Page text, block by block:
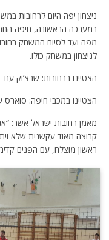
ניצחון יפה היום לרחובות
במערכה הראשונה, חיפה
מפה ועד לסיום המשחק
לניצחון במשחק כולו.
הצטיינו ברחובות: שבצ’וק עם 21 נקודות ופרננדס עם 20 נקודות.
הצטיינו במכבי חיפה: סוארס עם 17 נקודות ווטינגטון עם 15
מאמן רחובות ישראל אשר:
קבוצה מאוד עקשנית שלא
ראשון מוצלח, עם הפנים